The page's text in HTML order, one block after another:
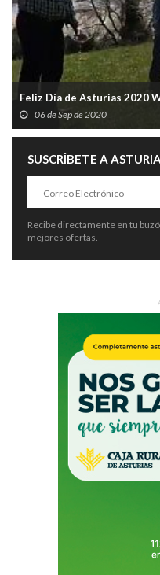
Feliz Día de Asturias 2020
06 de Sep de 2020
SUSCRÍBETE A
Recibe directamente en tu
mejores ofertas.